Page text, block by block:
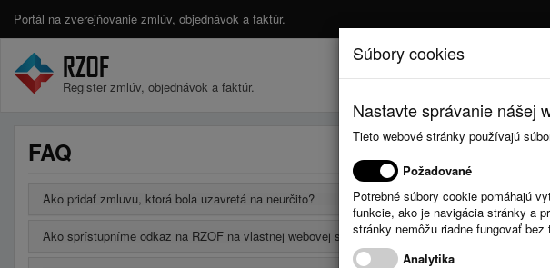
Portál na zverejňovanie zmlúv, objednávok a faktúr.
Register zmlúv, objednávok a faktúr.
FAQ
Ako pridať zmluvu, ktorá bola uzavretá na neurčito?
Ako sprístupníme odkaz na RZOF na vlastnej webovej stránke?
Súbory cookies
Nastavte správanie nášej
Tieto webové stránky používajú
Požadované
Potrebné súbory cookie pomáhajú
funkcie, ako je navigácia stránky a
stránky nemôžu riadne fungovať
Analytika